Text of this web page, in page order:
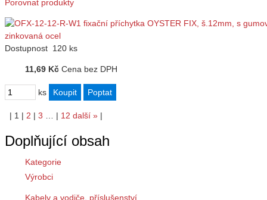
Porovnat produkty
Dostupnost 120 ks
11,69 Kč Cena bez DPH
ks
| 1 | 2 | 3 | 12 další » |
Doplňující obsah
Kategorie
Výrobci
Kabely a vodiče, příslušenství